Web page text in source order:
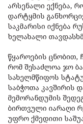
არსენალი ექნება,
დარტყმის
საკმარისი იქნება
ხელახალი
წყაროების ცნობით,
რომ შესაძლოა ჯო
სახელმწიფოს
საბჭოთა კავშირის
მემორანდუმის
ბირთვული იარაღი
უფრო ქმედითი